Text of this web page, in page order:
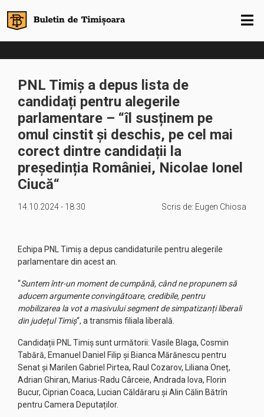
PNL Timiș a depus lista de
candidați pentru alegerile
parlamentare – “îl susținem pe
omul cinstit și deschis, pe cel mai
corect dintre candidații la
președinția României, Nicolae Ionel
Ciucă“
14.10.2024 - 18:30 Scris de: Eugen Chiosa
Echipa PNL Timiș a depus candidaturile pentru alegerile
parlamentare din acest an.
“Suntem într-un moment de cumpănă, când ne propunem să
aducem argumente convingătoare, credibile, pentru
mobilizarea la vot a masivului segment de simpatizanți liberali
din județul Timiș“, a transmis filiala liberală.
Candidații PNL Timiș sunt următorii: Vasile Blaga, Cosmin
Tabără, Emanuel Daniel Filip și Bianca Mărănescu pentru
Senat și Marilen Gabriel Pirtea, Raul Cozarov, Liliana Oneț,
Adrian Ghiran, Marius-Radu Cârceie, Andrada Iova, Florin
Bucur, Ciprian Coaca, Lucian Căldăraru și Alin Călin Bătrîn
pentru Camera Deputaților.